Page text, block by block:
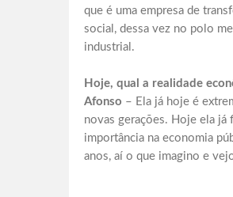
que é uma empresa de
social, dessa vez no polo
industrial.
Hoje, qual a realidade
Afonso – Ela já hoje é
novas gerações. Hoje ela já
importância na economia
anos, aí o que imagino e